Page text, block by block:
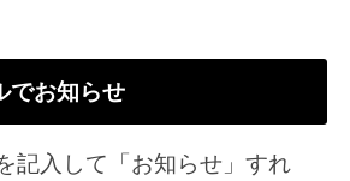
でお知らせ
記入して「お知らせ」すれ